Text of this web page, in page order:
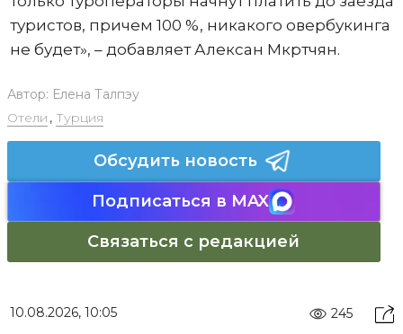
туристов, причем 100 %, никакого овербукинга
не будет», – добавляет Алексан Мкртчян.
Автор: Елена Талпэу
Отели , Турция
Обсудить новость
Подписаться в MAX
Связаться с редакцией
10.08.2026, 10:05 245